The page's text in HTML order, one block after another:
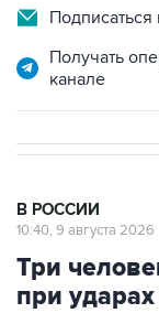
Подписаться
Получать
канале
В РОССИИ
10:40, 9 августа 2026
Три
при